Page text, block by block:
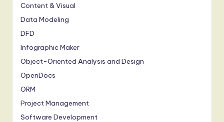
Content & Visual
Data Modeling
DFD
Infographic Maker
Object-Oriented Analysis and Design
OpenDocs
ORM
Project Management
Software Development